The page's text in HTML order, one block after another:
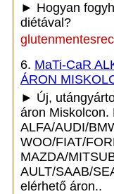
► Hogyan
diétával?
6. MaTi-CaR
ÁRON
► Új,
áron Miskolcon.
ALFA/AUDI/
WOO/FIAT/
MAZDA/
AULT/SAAB/
elérhető áron..